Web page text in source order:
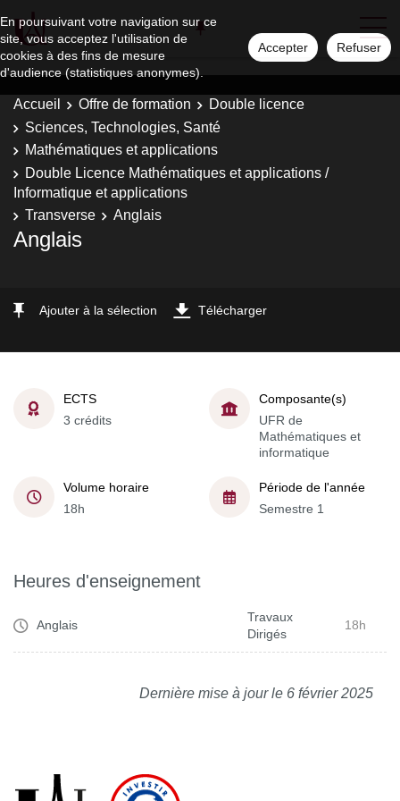
En poursuivant votre navigation sur ce
site, vous acceptez l'utilisation de
cookies à des fins de mesure
d'audience (statistiques anonymes).
Accepter Refuser
Accueil Offre de formation
Double licence
Sciences, Technologies, Santé
Mathématiques et applications
Double Licence Mathématiques et applications /
Informatique et applications
Transverse
Anglais
Anglais
Ajouter à la sélection Télécharger
ECTS
3 crédits
Composante(s)
UFR de
Mathématiques et
informatique
Volume horaire
18h
Période de l'année
Semestre 1
Heures d'enseignement
Anglais
Travaux
Dirigés
18h
Dernière mise à jour le 6 février 2025